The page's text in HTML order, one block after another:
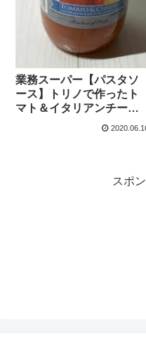
業務スーパー【パスタソ
ース】トリノで作ったト
マト＆イタリアンチーズ
パスタソースで本格的パ
スポ